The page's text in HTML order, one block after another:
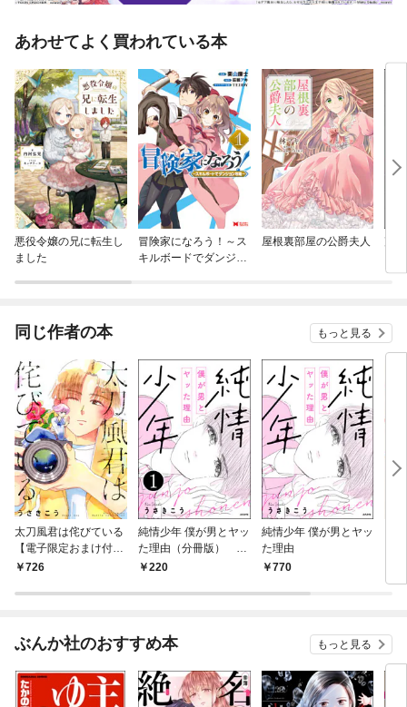
あわせてよく買われている本
悪役令嬢の兄に転生し
ました
冒険家になろう！～ス
キルボードでダンジョ
屋根裏部屋の公爵夫人
声
版）
同じ作者の本 もっと見る
太刀風君は侘びている
【電子限定おまけ付
き】726
純情少年 僕が男とヤッ
た理由（分冊版）
【第1話】
220
純情少年 僕が男とヤッ
た理由
770
ぶんか社のおすすめ本 もっと見る